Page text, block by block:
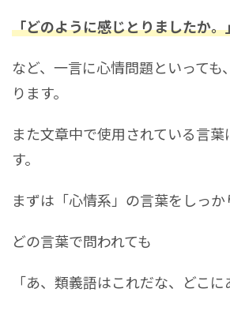
「どのように感じとりましたか。
など、一言に心情問題といっても
ります。
また文章中で使用されている言葉
す。
まずは「心情系」の言葉をしっか
どの言葉で問われても
「あ、類義語はこれだな、どこに